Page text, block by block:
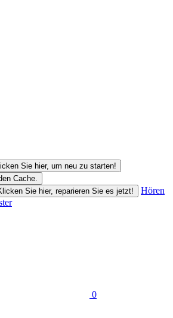
Sie hier, um neu zu starten!
Cache.
Sie hier, reparieren Sie es jetzt!
Hören
0